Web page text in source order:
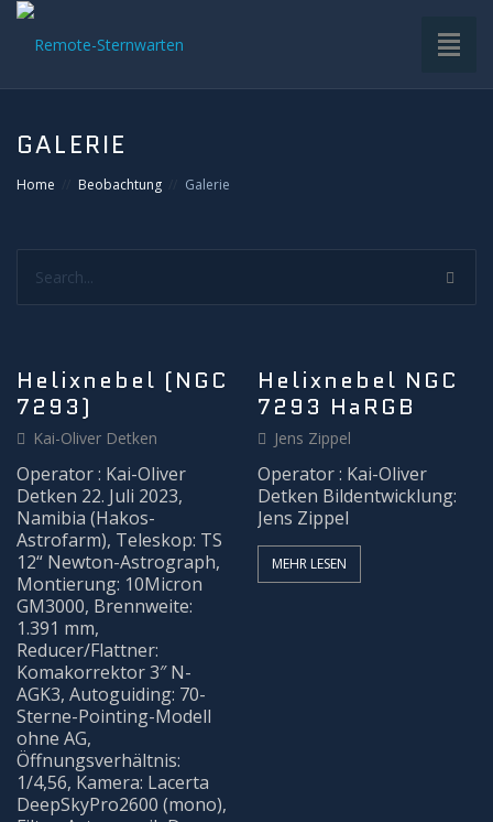
VDS-STERNWARTE
SOFTWARE
BETRIEB
BEOBACHTUNG
Galerie
Beobachtung Hochladen
Archiv
REMOTE-STERNWARTEN
Hakos
GALERIE
Home Beobachtung Galerie
Helixnebel (NGC
7293)
Kai-Oliver Detken
Operator : Kai-Oliver
Detken 22. Juli 2023,
Namibia (Hakos-
Astrofarm), Teleskop: TS
12“ Newton-Astrograph,
Montierung: 10Micron
GM3000, Brennweite:
1.391 mm,
Reducer/Flattner:
Komakorrektor 3″ N-
AGK3, Autoguiding: 70-
Sterne-Pointing-Modell
ohne AG,
Öffnungsverhältnis:
1/4,56, Kamera: Lacerta
DeepSkyPro2600 (mono),
Helixnebel NGC
7293 HaRGB
Jens Zippel
Operator : Kai-Oliver
Detken Bildentwicklung:
Jens Zippel
MEHR LESEN